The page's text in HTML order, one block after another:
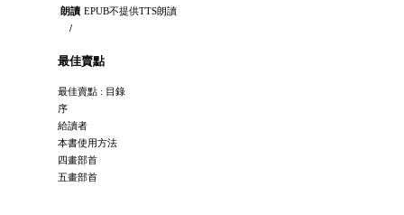
朗讀
/
EPUB不提供TTS朗讀
最佳賣點
最佳賣點 : 目錄
序
給讀者
本書使用方法
四畫部首
五畫部首